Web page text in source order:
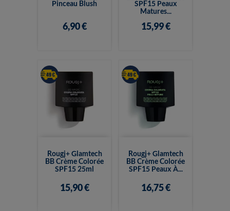
Pinceau Blush
6,90 €
SPF15 Peaux
Matures...
15,99 €
Rougj+ Glamtech
BB Crème Colorée
SPF15 25ml
15,90 €
Rougj+ Glamtech
BB Crème Colorée
SPF15 Peaux À...
16,75 €